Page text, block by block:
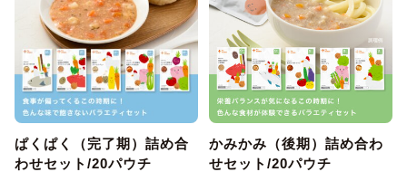
ぱくぱく（完了期）詰め合
わせセット/20パウチ
かみかみ（後期）詰め合わ
せセット/20パウチ